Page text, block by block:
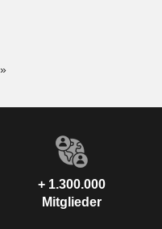
+ 1.300.000
Mitglieder